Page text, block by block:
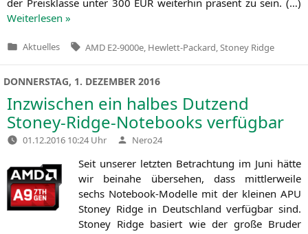
Wei­ter­le­sen »
Veröffentlicht
Aktuelles Tags:
AMD E2-9000e Hewlett-Packard Stoney Ridge
DONNERSTAG, 1. DEZEMBER 2016
Inzwischen ein halbes Dutzend
Stoney-Ridge-Notebooks verfügbar
01.12.2016 10:24 Uhr Verfasst
von
Nero24
Seit unse­rer letz­ten Betrach­tung im Juni hät­te
wir bei­na­he über­se­hen, dass mitt­ler­wei­le
sechs Note­book-Model­le mit der klei­nen APU
Stoney Ridge in Deutsch­land ver­füg­bar sind.
Stoney Ridge basiert wie der gro­ße Bru­der